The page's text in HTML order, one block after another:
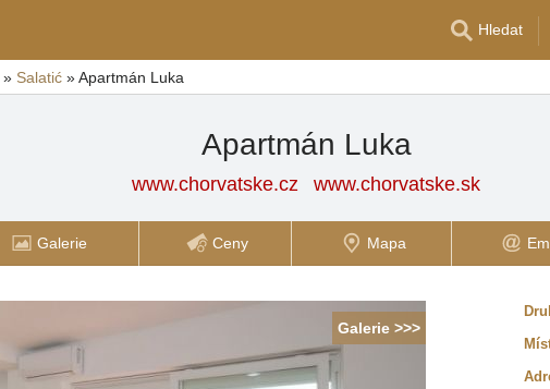
Hledat
» Salatić »Apartmán Luka
Apartmán Luka
www.chorvatske.cz www.chorvatske.sk
Galerie Ceny Mapa
Galerie >>>